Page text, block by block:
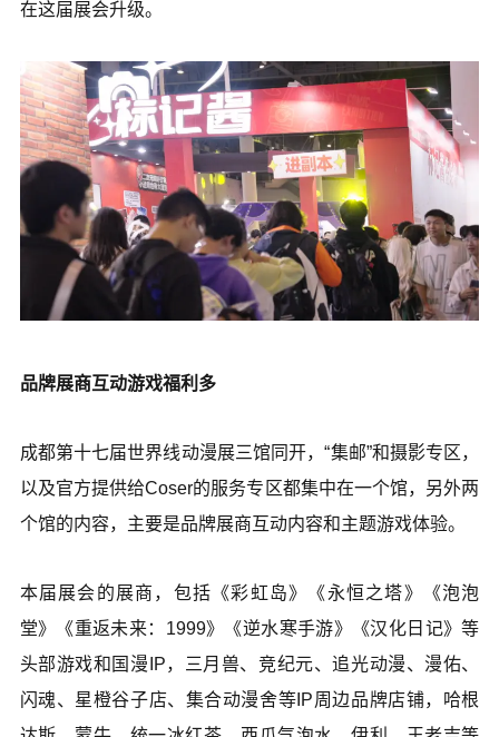
在这届展会升级。
品牌展商互动游戏福利多
成都第十七届世界线动漫展三馆同开，“集邮”和摄影专区，
以及官方提供给Coser的服务专区都集中在一个馆，另外两
个馆的内容，主要是品牌展商互动内容和主题游戏体验。
本届展会的展商，包括《彩虹岛》《永恒之塔》《泡泡
堂》《重返未来：1999》《逆水寒手游》《汉化日记》等
头部游戏和国漫IP，三月兽、竞纪元、追光动漫、漫佑、
闪魂、星橙谷子店、集合动漫舍等IP周边品牌店铺，哈根